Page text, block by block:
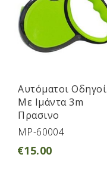
Αυτόματοι Οδηγοί
Με Ιμάντα 3m
Πρασινο
MP-60004
€15.00